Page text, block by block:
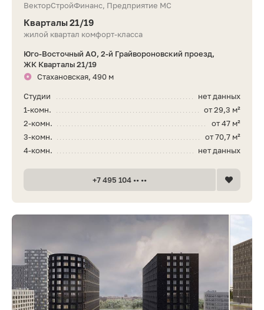
ВекторСтройФинанс, Предприятие МС
Кварталы 21/19
жилой квартал комфорт-класса
Юго-Восточный АО, 2-й Грайвороновский проезд,
ЖК Кварталы 21/19
Стахановская, 490 м
нет данных
Студии
от 29,3 м²
1-комн.
от 47 м²
2-комн.
от 70,7 м²
3-комн.
нет данных
4-комн.
+7 495 104 •• ••